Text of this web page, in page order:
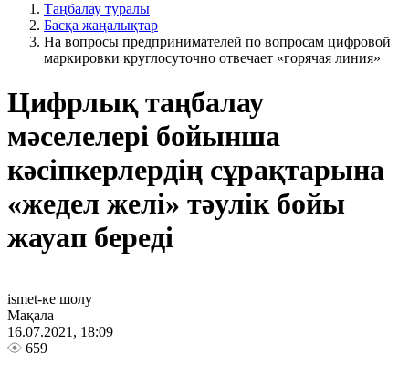
Таңбалау туралы
Басқа жаңалықтар
На вопросы предпринимателей по вопросам цифровой
маркировки круглосуточно отвечает «горячая линия»
Цифрлық таңбалау
мәселелері бойынша
кәсіпкерлердің сұрақтарына
«жедел желі» тәулік бойы
жауап береді
ismet-ке шолу
Мақала
16.07.2021, 18:09
659